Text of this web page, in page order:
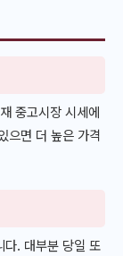
중고시장 시세에
으면 더 높은 가격
다. 대부분 당일 또